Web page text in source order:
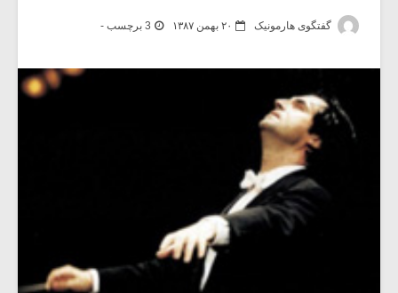
گفتگوی هارمونیک ۲۰ بهمن ۱۳۸۷ 3 برچسب -